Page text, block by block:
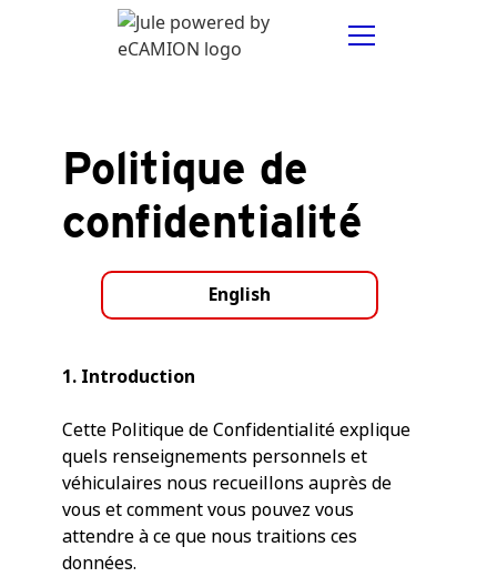
Politique de
confidentialité
English
1. Introduction
Cette Politique de Confidentialité explique
quels renseignements personnels et
véhiculaires nous recueillons auprès de
vous et comment vous pouvez vous
attendre à ce que nous traitions ces
données.